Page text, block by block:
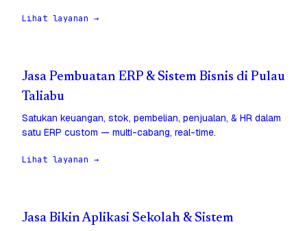
Lihat layanan →
Jasa Pembuatan ERP & Sistem Bisnis di Pulau
Taliabu
Satukan keuangan, stok, pembelian, penjualan, & HR dalam
satu ERP custom — multi-cabang, real-time.
Lihat layanan →
Jasa Bikin Aplikasi Sekolah & Sistem